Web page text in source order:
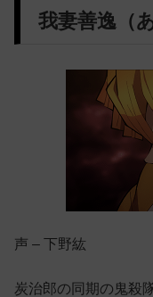
我妻善逸（
声 – 下野紘
炭治郎の同期の鬼殺